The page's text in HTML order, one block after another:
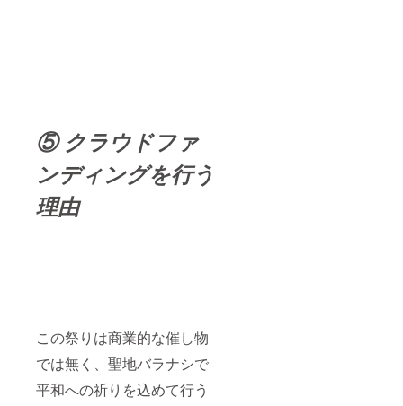
⑤ クラウドファ
ンディングを行う
理由
この祭りは商業的な催し物
では無く、聖地バラナシで
平和への祈りを込めて行う